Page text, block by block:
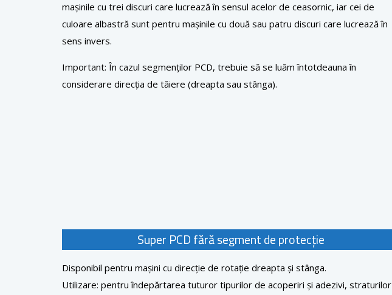
mașinile cu trei discuri care lucrează în sensul acelor de ceasornic, iar cei de
culoare albastră sunt pentru mașinile cu două sau patru discuri care lucrează în
sens invers.
Important: În cazul segmenților PCD, trebuie să se luăm întotdeauna în
considerare direcția de tăiere (dreapta sau stânga).
Super PCD fără segment de protecție
Disponibil pentru mașini cu direcție de rotație dreapta și stânga.
Utilizare: pentru îndepărtarea tuturor tipurilor de acoperiri și adezivi, straturilor